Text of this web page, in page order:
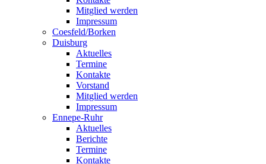
Mitglied werden
Impressum
Coesfeld/Borken
Duisburg
Aktuelles
Termine
Kontakte
Vorstand
Mitglied werden
Impressum
Ennepe-Ruhr
Aktuelles
Berichte
Termine
Kontakte